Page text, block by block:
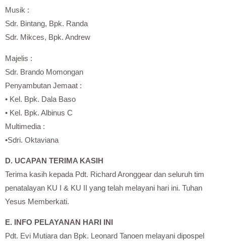
Musik :
Sdr. Bintang, Bpk. Randa
Sdr. Mikces, Bpk. Andrew
Majelis :
Sdr. Brando Momongan
Penyambutan Jemaat :
• Kel. Bpk. Dala Baso
• Kel. Bpk. Albinus C
Multimedia :
•Sdri. Oktaviana
D. UCAPAN TERIMA KASIH
Terima kasih kepada Pdt. Richard Aronggear dan seluruh tim
penatalayan KU I & KU II yang telah melayani hari ini. Tuhan
Yesus Memberkati.
E. INFO PELAYANAN HARI INI
Pdt. Evi Mutiara dan Bpk. Leonard Tanoen melayani dipospel